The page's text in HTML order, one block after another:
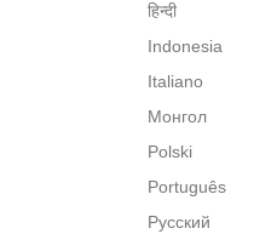
हिन्दी
Indonesia
Italiano
Монгол
Polski
Português
Русский